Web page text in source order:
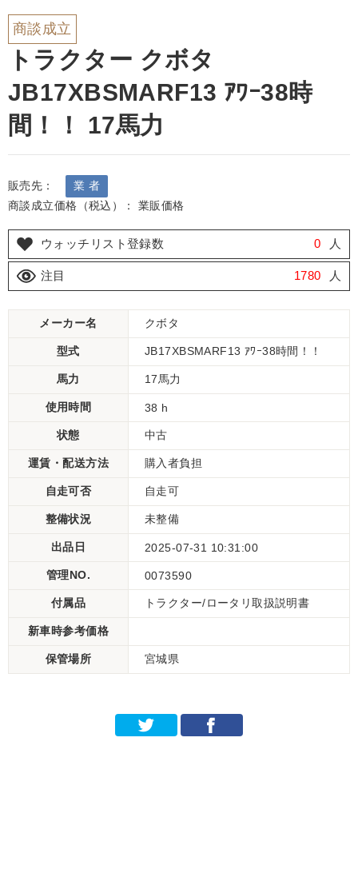
商談成立
トラクター クボタ
JB17XBSMARF13 ｱﾜｰ38時
間！！ 17馬力
販売先：
業 者
商談成立価格（税込）： 業販価格
ウォッチリスト登録数 0 人
注目 1780 人
メーカー名 クボタ
型式 JB17XBSMARF13 ｱﾜｰ38時間！！
馬力 17馬力
使用時間 38 h
状態 中古
運賃・配送方法 購入者負担
自走可否 自走可
整備状況 未整備
出品日 2025-07-31 10:31:00
管理NO. 0073590
付属品 トラクター/ロータリ取扱説明書
新車時参考価格
保管場所 宮城県